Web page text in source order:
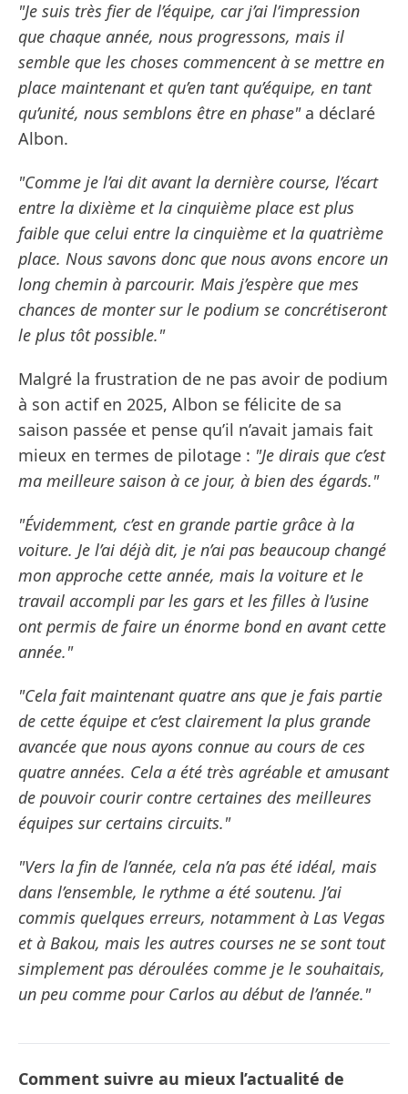
"Je suis très fier de l’équipe, car j’ai l’impression
que chaque année, nous progressons, mais il
semble que les choses commencent à se mettre en
place maintenant et qu’en tant qu’équipe, en tant
qu’unité, nous semblons être en phase" a déclaré
Albon.
"Comme je l’ai dit avant la dernière course, l’écart
entre la dixième et la cinquième place est plus
faible que celui entre la cinquième et la quatrième
place. Nous savons donc que nous avons encore un
long chemin à parcourir. Mais j’espère que mes
chances de monter sur le podium se concrétiseront
le plus tôt possible."
Malgré la frustration de ne pas avoir de podium
à son actif en 2025, Albon se félicite de sa
saison passée et pense qu’il n’avait jamais fait
mieux en termes de pilotage : "Je dirais que c’est
ma meilleure saison à ce jour, à bien des égards."
"Évidemment, c’est en grande partie grâce à la
voiture. Je l’ai déjà dit, je n’ai pas beaucoup changé
mon approche cette année, mais la voiture et le
travail accompli par les gars et les filles à l’usine
ont permis de faire un énorme bond en avant cette
année."
"Cela fait maintenant quatre ans que je fais partie
de cette équipe et c’est clairement la plus grande
avancée que nous ayons connue au cours de ces
quatre années. Cela a été très agréable et amusant
de pouvoir courir contre certaines des meilleures
équipes sur certains circuits."
"Vers la fin de l’année, cela n’a pas été idéal, mais
dans l’ensemble, le rythme a été soutenu. J’ai
commis quelques erreurs, notamment à Las Vegas
et à Bakou, mais les autres courses ne se sont tout
simplement pas déroulées comme je le souhaitais,
un peu comme pour Carlos au début de l’année."
Comment suivre au mieux l’actualité de